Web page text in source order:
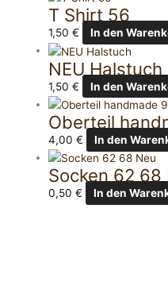
T Shirt 56
1,50€ In den
NEU Halstuch
1,50€ In den
Oberteil
4,00€ In den
Socken 62 68
0,50€ In den